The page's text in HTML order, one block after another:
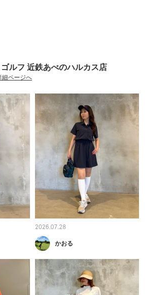
ゴルフ 近鉄あべのハルカス店
細ページへ
2026.07.28
かおる